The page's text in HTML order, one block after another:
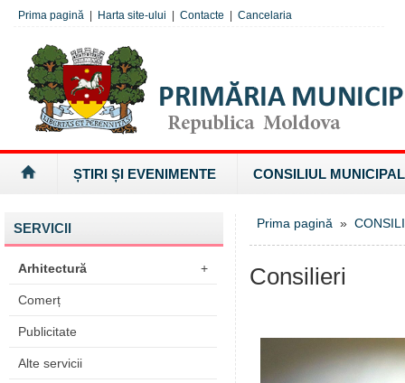
Prima pagină Harta site-ului Contacte Cancelaria
ȘTIRI ȘI EVENIMENTE CONSILIUL MUNICIPAL
SERVICII
Arhitectură +
Comerț
Publicitate
Alte servicii
Prima pagină »
Consilieri